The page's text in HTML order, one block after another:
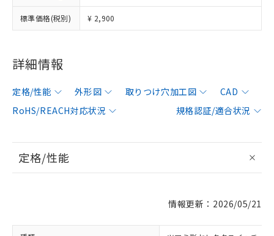
標準価格(税別) ¥ 2,900
詳細情報
定格/性能 外形図 取りつけ穴加工図
CAD
RoHS/REACH対応状況
規格認証/適合状況
定格/性能
情報更新：2026/05/21